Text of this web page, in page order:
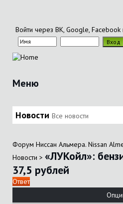
Войти через ВК, Google,
Меню
Новости Все новости
Форум Ниссан Альмера. Nissan
Новости > «ЛУКойл»:
37,5 рублей
Ответ